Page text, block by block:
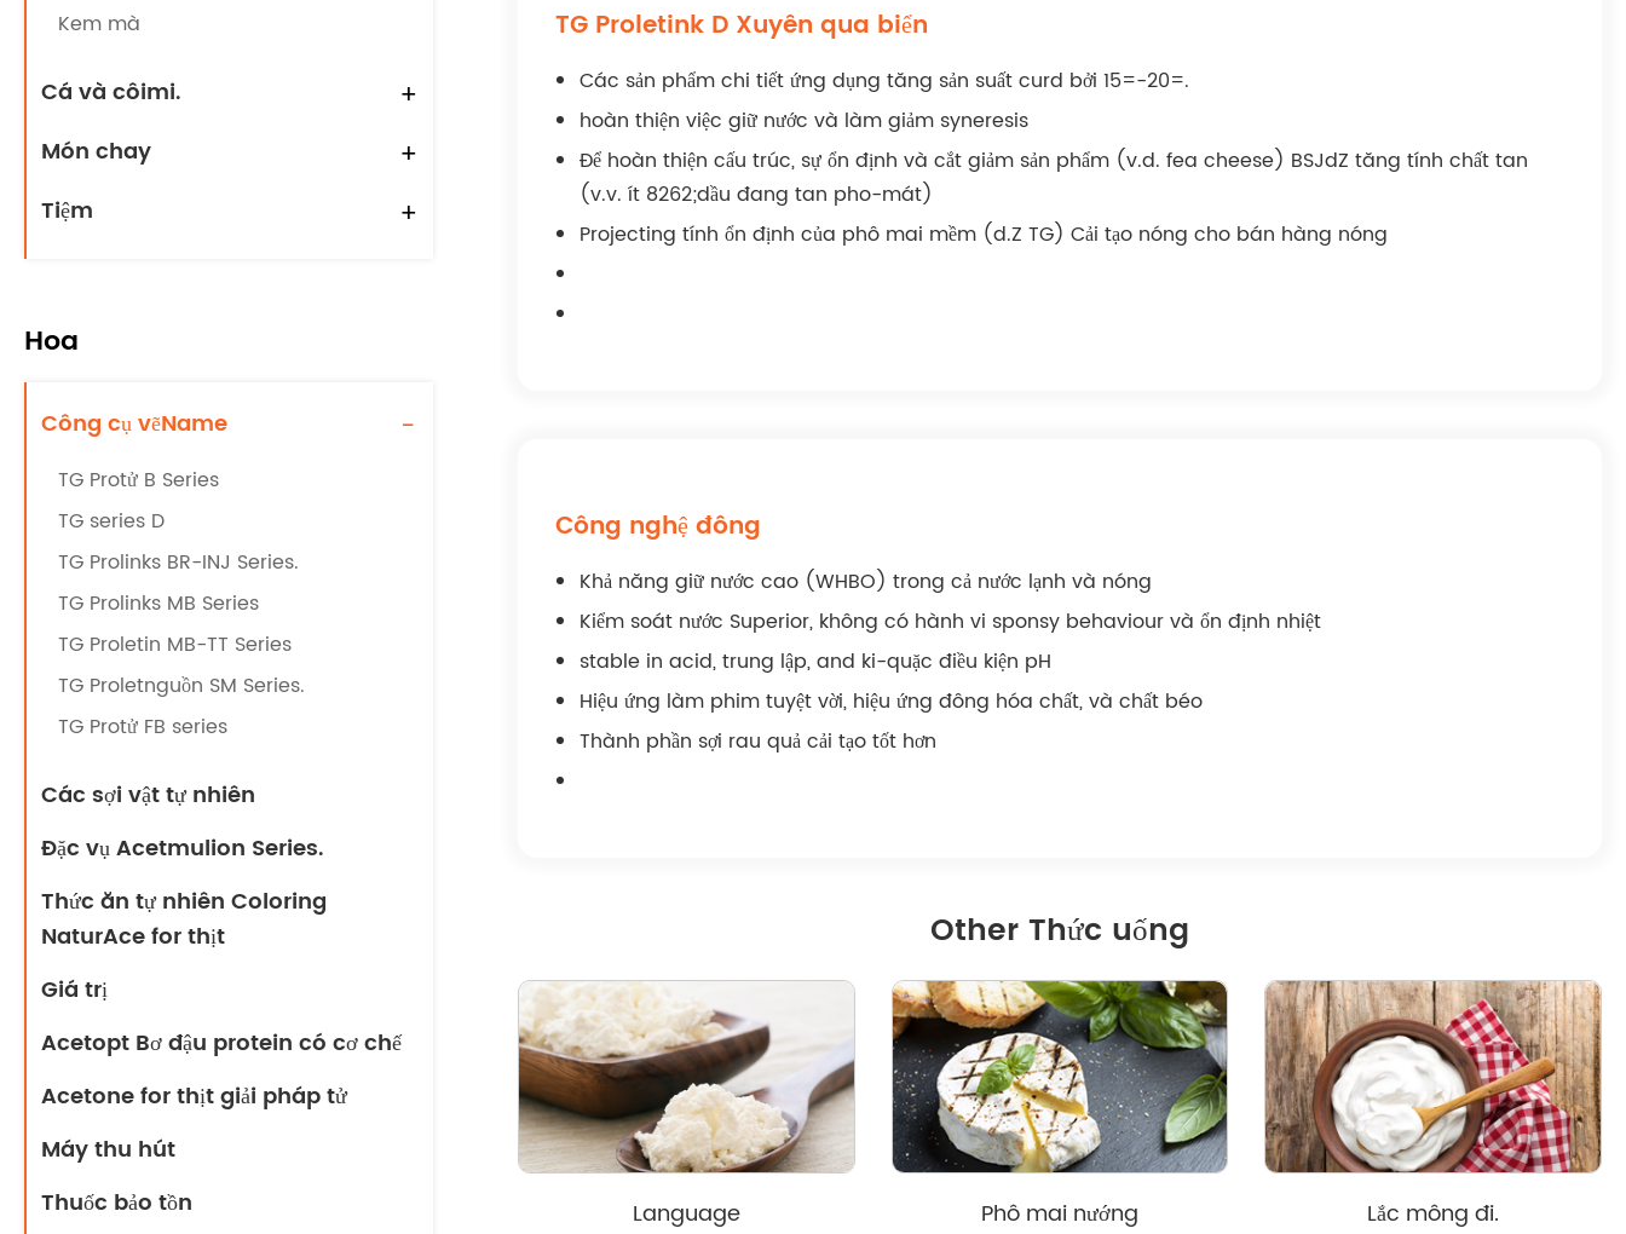
Kem mà
Cá và côimi. +
Món chay +
Tiệm +
Hoa
Công cụ vẽName -
TG Protử B Series
TG series D
TG Prolinks BR-INJ Series.
TG Prolinks MB Series
TG Proletin MB-TT Series
TG Proletnguồn SM Series.
TG Protử FB series
Các sợi vật tự nhiên
Đặc vụ Acetmulion Series.
Thức ăn tự nhiên Coloring
NaturAce for thịt
Giá trị
Acetopt Bơ đậu protein có cơ chế
Acetone for thịt giải pháp tử
Máy thu hút
Thuốc bảo tồn
TG Proletink D Xuyên qua biển
Các sản phẩm chi tiết ứng dụng tăng sản suất curd bởi 15=-20=.
hoàn thiện việc giữ nước và làm giảm syneresis
Để hoàn thiện cấu trúc, sự ổn định và cắt giảm sản phẩm (v.d. fea cheese) BSJdZ tăng tính chất tan
(v.v. ít 8262;dầu đang tan pho-mát)
Projecting tính ổn định của phô mai mềm (d.Z TG) Cải tạo nóng cho bán hàng nóng
Công nghệ đông
Khả năng giữ nước cao (WHBO) trong cả nước lạnh và nóng
Kiểm soát nước Superior, không có hành vi sponsy behaviour và ổn định nhiệt
stable in acid, trung lập, and ki-quặc điều kiện pH
Hiệu ứng làm phim tuyệt vời, hiệu ứng đông hóa chất, và chất béo
Thành phần sợi rau quả cải tạo tốt hơn
Other Thức uống
Language Phô mai nướng Lắc mông đi.